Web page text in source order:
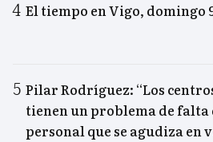
El tiempo en Vigo, domingo
Pilar Rodríguez: “Los
tienen un problema de falta
personal que se agudiza en